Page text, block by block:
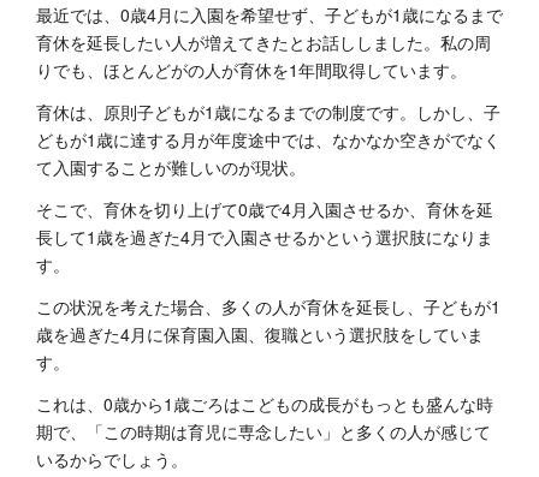
最近では、0歳4月に入園を希望せず、子どもが1歳になるまで
育休を延長したい人が増えてきたとお話ししました。私の周
りでも、ほとんどがの人が育休を1年間取得しています。
育休は、原則子どもが1歳になるまでの制度です。しかし、子
どもが1歳に達する月が年度途中では、なかなか空きがでなく
て入園することが難しいのが現状。
そこで、育休を切り上げて0歳で4月入園させるか、育休を延
長して1歳を過ぎた4月で入園させるかという選択肢になりま
す。
この状況を考えた場合、多くの人が育休を延長し、子どもが1
歳を過ぎた4月に保育園入園、復職という選択肢をしていま
す。
これは、0歳から1歳ごろはこどもの成長がもっとも盛んな時
期で、「この時期は育児に専念したい」と多くの人が感じて
いるからでしょう。